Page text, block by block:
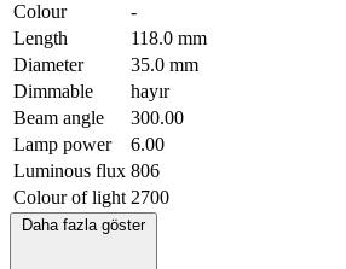
Colour
-
Length
118.0 mm
Diameter
35.0 mm
Dimmable
hayır
Beam angle
300.00
Lamp power
6.00
Luminous flux 806
Colour of light 2700
Daha fazla göster